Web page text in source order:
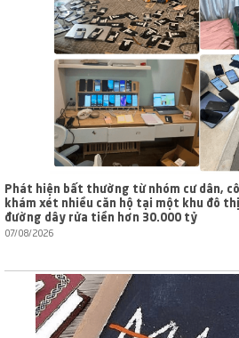
Phát hiện bất thường từ nhóm cư dân,
khám xét nhiều căn hộ tại một khu đô
đường dây rửa tiền hơn 30.000 tỷ
07/08/2026